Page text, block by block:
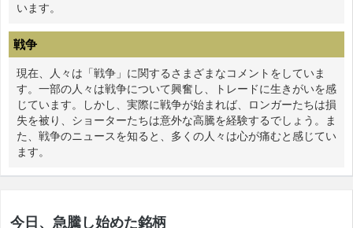
います。
戦争
現在、人々は「戦争」に関するさまざまなコメントをしていま
す。一部の人々は戦争について興奮し、トレードに生きがいを感
じています。しかし、実際に戦争が始まれば、ロンガーたちは損
失を被り、ショーターたちは意外な高騰を経験するでしょう。ま
た、戦争のニュースを知ると、多くの人々は心が痛むと感じてい
ます。
今日、急騰し始めた銘柄